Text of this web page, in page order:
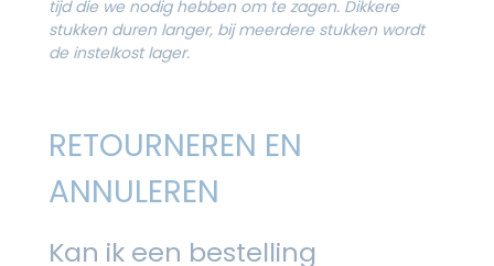
tijd die we nodig hebben om te zagen. Dikkere
stukken duren langer, bij meerdere stukken wordt
de instelkost lager.
RETOURNEREN EN
ANNULEREN
Kan ik een bestelling